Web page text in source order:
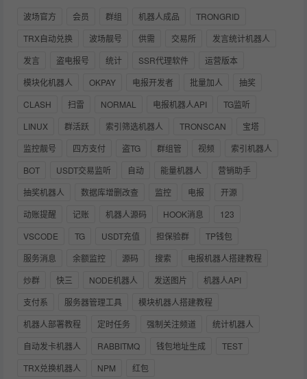
波场官方 会员 群组 机器人成品
TRONGRID
TRX自动兑换
波场靓号 供需 交易所
发言统计机器人
发言
盗电报号 统计 SSR代理软件
运营版本
模块化机器人
OKPAY 电报开发者 批量加人
抽奖
CLASH
扫雷 NORMAL 电报机器人API
TG监听
LINUX
群活跃 索引筛选机器人 TRONSCAN
宝塔
监控靓号
四方支付 盗TG 群组管 视频
索引机器人
BOT
USDT交易监听 自动 能量机器人
营销助手
抽奖机器人
数据库增删改查 监控 电报
开源
动账提醒
记账 机器人源码 HOOK消息
123
VSCODE
TG USDT充值 担保验群
TP钱包
服务消息
余额监控 源码 搜索
电报机器人搭建教程
炒群
快三 NODE机器人 发送图片
机器人API
支付系
服务器管理工具
模块机器人搭建教程
机器人部署教程
定时任务 强制关注频道
统计机器人
自动发卡机器人
RABBITMQ 钱包地址生成
TEST
TRX兑换机器人
NPM 红包